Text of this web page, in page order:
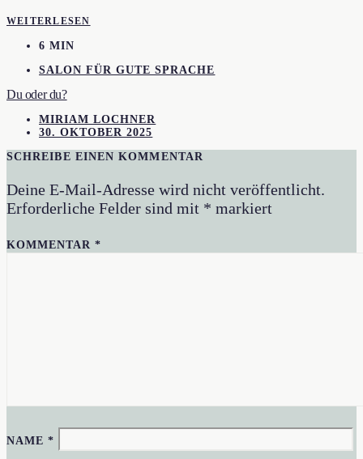
WEITERLESEN
6 MIN
SALON FÜR GUTE SPRACHE
Du oder du?
MIRIAM LOCHNER
30. OKTOBER 2025
SCHREIBE EINEN KOMMENTAR
Deine E-Mail-Adresse wird nicht veröffentlicht.
Erforderliche Felder sind mit * markiert
KOMMENTAR*
NAME*